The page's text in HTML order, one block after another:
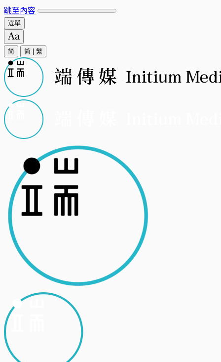
跳至內容
選單
简 简 繁